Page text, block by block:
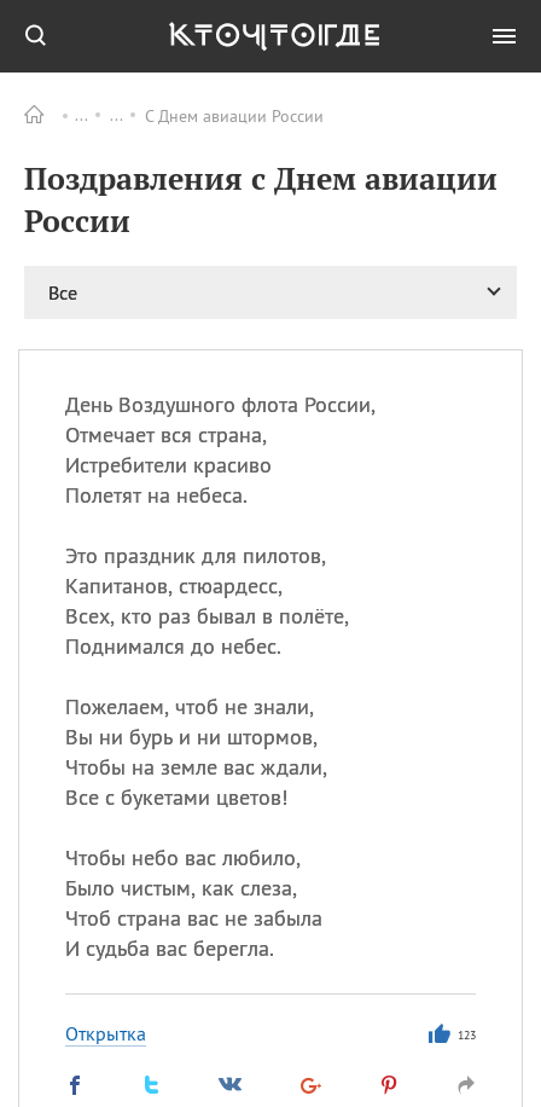
С Днем авиации России
Поздравления с Днем авиации
России
Все
День Воздушного флота России,
Отмечает вся страна,
Истребители красиво
Полетят на небеса.
Это праздник для пилотов,
Капитанов, стюардесс,
Всех, кто раз бывал в полёте,
Поднимался до небес.
Пожелаем, чтоб не знали,
Вы ни бурь и ни штормов,
Чтобы на земле вас ждали,
Все с букетами цветов!
Чтобы небо вас любило,
Было чистым, как слеза,
Чтоб страна вас не забыла
И судьба вас берегла.
Открытка 123
ПРАЗДНИКИ
06.08 Преображение
Господне у западных
Романа и Давида
День ассирийских
мучеников
07.08
ИМЕНА
Сегодня празднуют именины
Анатолий
,Еще
Посмотреть значение
происхождение